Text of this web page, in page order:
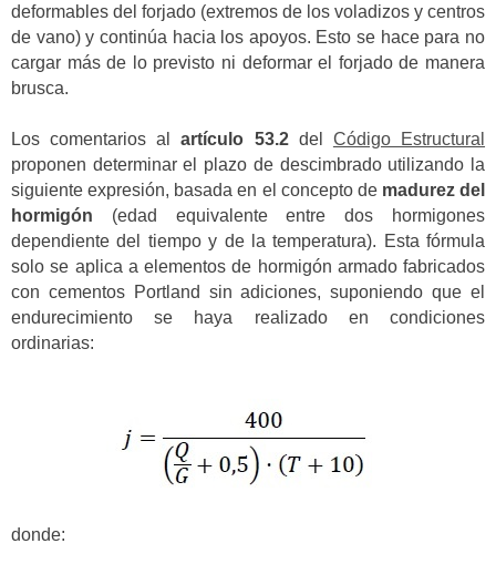
deformables del forjado (extremos de los voladizos y centros
de vano) y continúa hacia los apoyos. Esto se hace para no
cargar más de lo previsto ni deformar el forjado de manera
brusca.
Los comentarios alartículo 53.2del Código Estructural
proponen determinar el plazo de descimbrado utilizando la
siguiente expresión, basada en el concepto de madurez del
hormigón (edad equivalente entre dos hormigones
dependiente del tiempo y de la temperatura). Esta fórmula
solo se aplica a elementos de hormigón armado fabricados
con cementos Portland sin adiciones, suponiendo que el
endurecimiento se haya realizado en condiciones
ordinarias:
donde: